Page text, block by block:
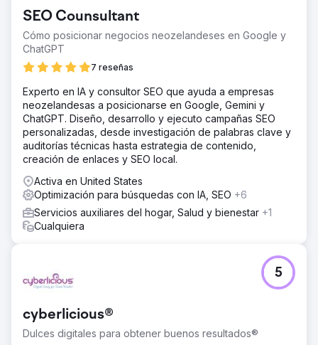
SEO Counsultant
Cómo posicionar negocios neozelandeses en Google y
ChatGPT
7 reseñas
Experto en IA y consultor SEO que ayuda a empresas
neozelandesas a posicionarse en Google, Gemini y
ChatGPT. Diseño, desarrollo y ejecuto campañas SEO
personalizadas, desde investigación de palabras clave y
auditorías técnicas hasta estrategia de contenido,
creación de enlaces y SEO local.
Activa en United States
Optimización para búsquedas con IA, SEO +6
Servicios auxiliares del hogar, Salud y bienestar +1
Cualquiera
cyberlicious®
Dulces digitales para obtener buenos resultados®
5